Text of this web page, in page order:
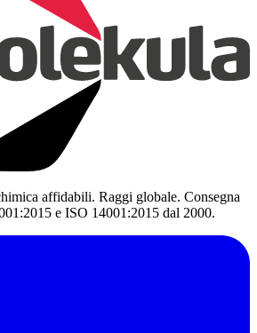
affidabili. Raggi globale. Consegna
e ISO 14001:2015 dal 2000.